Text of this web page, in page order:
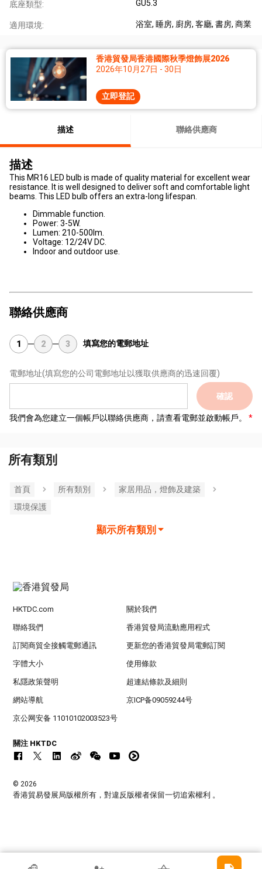
底座類型: GU5.3
適用環境: 浴室, 睡房, 廚房, 客廳, 書房, 商業
香港貿發局香港國際秋季燈飾展2026
2026年10月27日 - 30日
立即登記
描述 聯絡供應商
描述
This MR16 LED bulb is made of quality material for excellent wear
resistance. It is well designed to deliver soft and comfortable light
beams. This LED bulb offers an extra-long lifespan.
Dimmable function.
Power: 3-5W.
Lumen: 210-500lm.
Voltage: 12/24V DC.
Indoor and outdoor use.
聯絡供應商
1 2 3 填寫您的電郵地址
電郵地址(填寫您的公司電郵地址以獲取供應商的迅速回覆)
確認
我們會為您建立一個帳戶以聯絡供應商，請查看電郵並啟動帳戶。
所有類別
首頁 所有類別
家居用品，燈飾及建築
環境保護
顯示所有類別
HKTDC.com 關於我們
聯絡我們 香港貿發局流動應用程式
訂閱商貿全接觸電郵通訊 更新您的香港貿發局電郵訂閱
字體大小 使用條款
私隱政策聲明 超連結條款及細則
網站導航 京ICP备09059244号
京公网安备 11010102003523号
關注 HKTDC
© 2026
香港貿易發展局版權所有，對違反版權者保留一切追索權利 。